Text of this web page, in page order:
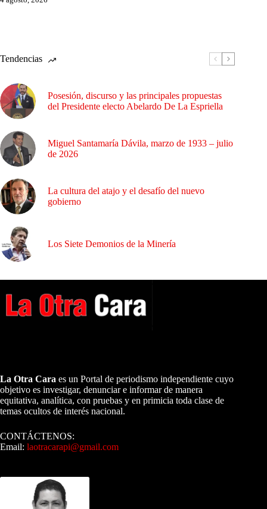
Tendencias
Posesión, discurso y las principales propuestas
del Presidente electo Abelardo De La Espriella
Miguel Santamaría Dávila, marzo de 1933 – julio
de 2026
La cultura del atajo y el desafío del nuevo
gobierno
Los Siete Demonios de la Minería
La Otra Cara es un Portal de periodismo independiente cuyo
objetivo es investigar, denunciar e informar de manera
equitativa, analítica, con pruebas y en primicia toda clase de
temas ocultos de interés nacional.
CONTÁCTENOS:
Email: laotracarapi@gmail.com